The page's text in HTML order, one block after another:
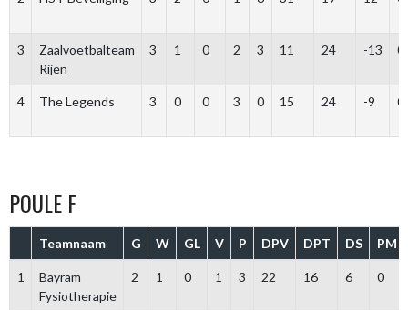
3
Zaalvoetbalteam
Rijen
3 1 0 2 3 11 24 -13 0
4 The Legends 3 0 0 3 0 15 24 -9 0
POULE F
Teamnaam G W GL V P DPV DPT DS PM
1
Bayram
Fysiotherapie
2 1 0 1 3 22 16 6 0